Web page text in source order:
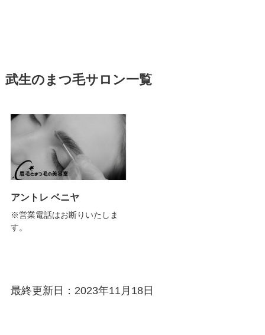
武生のまつ毛サロン一覧
アントレ ベニヤ
※営業電話はお断りいたしま
す。
最終更新日：2023年11月18日